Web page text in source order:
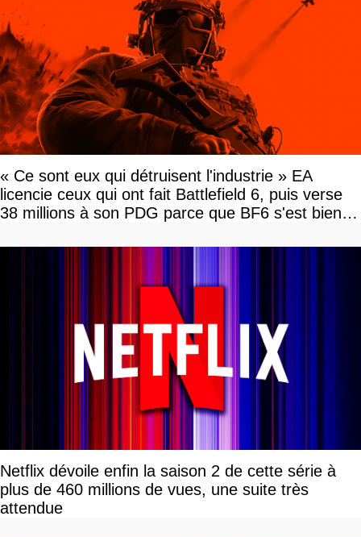
« Ce sont eux qui détruisent l'industrie » EA
licencie ceux qui ont fait Battlefield 6, puis verse
38 millions à son PDG parce que BF6 s'est bien
Netflix dévoile enfin la saison 2 de cette série à
plus de 460 millions de vues, une suite très
attendue